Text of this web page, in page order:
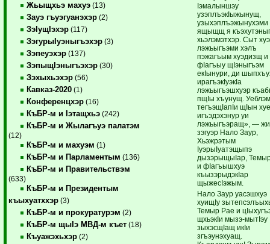
Жьыщхьэ махуэ (13)
Зауэ гъуэгуанэхэр (2)
ЗэIущIэхэр (117)
ЗэгурыIуэныгъэхэр (3)
Зэпеуэхэр (137)
ЗэпыщIэныгъэхэр (30)
Зэхыхьэхэр (56)
Кавказ-2020 (1)
Конференцхэр (16)
КъБР-м и Iэтащхьэ (242)
КъБР-м и Жылагъуэ палатэм
(12)
КъБР-м и махуэм (1)
КъБР-м и Парламентым (136)
КъБР-м и Правительствэм
(633)
КъБР-м и Президентым
къыхуатххэр (3)
КъБР-м и прокуратурэм (2)
КъБР-м щыIэ МВД-м къет (18)
Къуажэхьхэр (2)
Iэмалыншэу
узэплъэкIыжынущ,
узыхэплъэжынухэми
ящыщщ я
хьэлэмэтхэр. Сыт
лэжьыгъэми хэлъ
пэжагъым хуэдизщ и
фIагъыу щIэныгъэм
екIынури, ди
ирагъэкIуэкIа
лэжьыгъэшхуэр
пщIы хъунущ.
тегъэщIапIи щIын
игъэдэхэнур уи
лэжьыгъэращ», —
зэгуэр Нало Заур,
Хьэжрэтым
IуэрыIуатэщыпэ
дызэрыщыIар,
и фIагъышхуэ
къызэрыдэкIар
щыжесIэжым.
Нало Заур уасэшхуэ
хуищIу
Темыр Рае и
щхьэкIи мызэ-мытIэу
зыхэсщIащ икIи
згъэунэхуащ.